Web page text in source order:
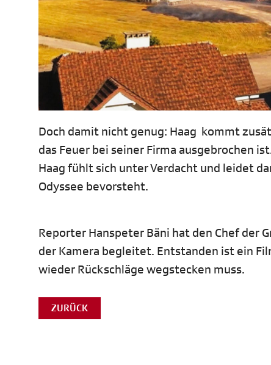
Doch damit nicht genug: Haag kommt
das Feuer bei seiner Firma ausgebrochen
Haag fühlt sich unter Verdacht und leidet
Odyssee bevorsteht.
Reporter Hanspeter Bäni hat den Chef der
der Kamera begleitet. Entstanden ist ein
wieder Rückschläge wegstecken muss.
ZURÜCK